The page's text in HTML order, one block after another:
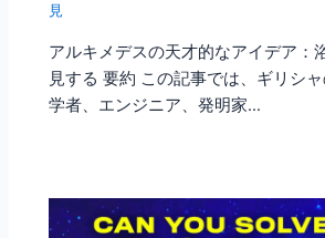
見
アルキメデスの天才的なアイデア：
見する 要約 この記事では、ギリシ
学者、エンジニア、発明家…